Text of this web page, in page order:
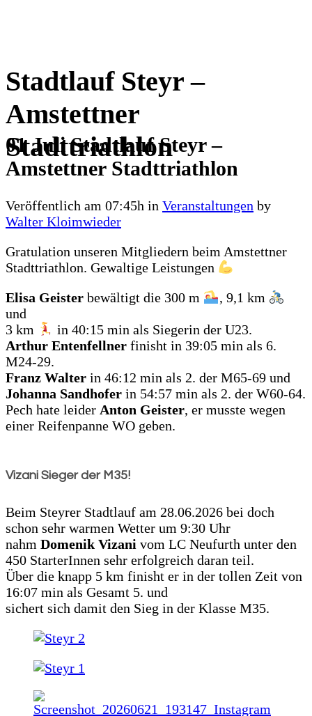
Stadtlauf Steyr –
Amstettner
Stadttriathlon
01 JuliStadtlauf Steyr –
Amstettner Stadttriathlon
Veröffentlich am 07:45h in Veranstaltungen by
Walter Kloimwieder
Gratulation unseren Mitgliedern beim Amstettner
Stadttriathlon. Gewaltige Leistungen
Elisa Geister bewältigt die 300 m
, 9,1 km
und
3 km
in 40:15 min als Siegerin der U23.
Arthur Entenfellner finisht in 39:05 min als 6.
M24-29.
Franz Walter in 46:12 min als 2. der M65-69 und
Johanna Sandhofer in 54:57 min als 2. der W60-64.
Pech hate leider Anton Geister, er musste wegen
einer Reifenpanne WO geben.
Vizani Sieger der M35!
Beim Steyrer Stadtlauf am 28.06.2026 bei doch
schon sehr warmen Wetter um 9:30 Uhr
nahm Domenik Vizani vom LC Neufurth unter den
450 StarterInnen sehr erfolgreich daran teil.
Über die knapp 5 km finisht er in der tollen Zeit von
16:07 min als Gesamt 5. und
sichert sich damit den Sieg in der Klasse M35.